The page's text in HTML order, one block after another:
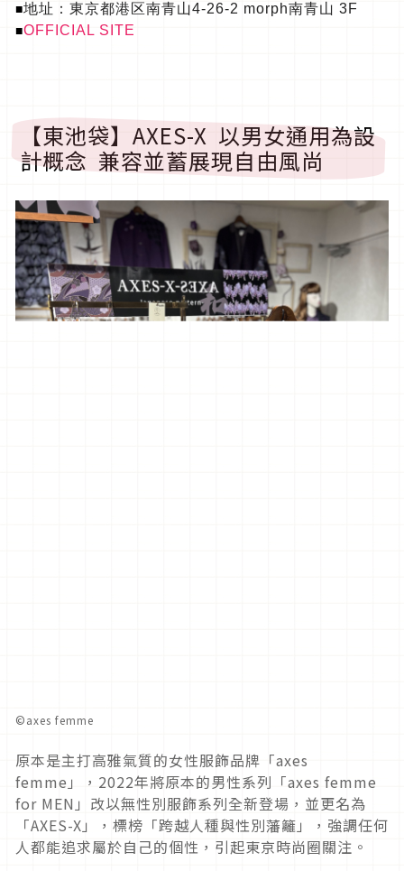
■地址： 東京都港区南青山4-26-2 morph南青山 3F
■OFFICIAL SITE
【東池袋】 AXES-X 以男女通用為設
計概念 兼容並蓄展現自由風尚
©︎axes femme
原本是主打高雅氣質的女性服飾品牌「axes
femme 」， 2022年將原本的男性系列「axes femme
for MEN 」改以無性別服飾系列全新登場，並更名為
「AXES-X 」 ，標榜「跨越人種與性別藩籬」， 強調任何
人都能追求屬於自己的個性，引起東京時尚圈關注。